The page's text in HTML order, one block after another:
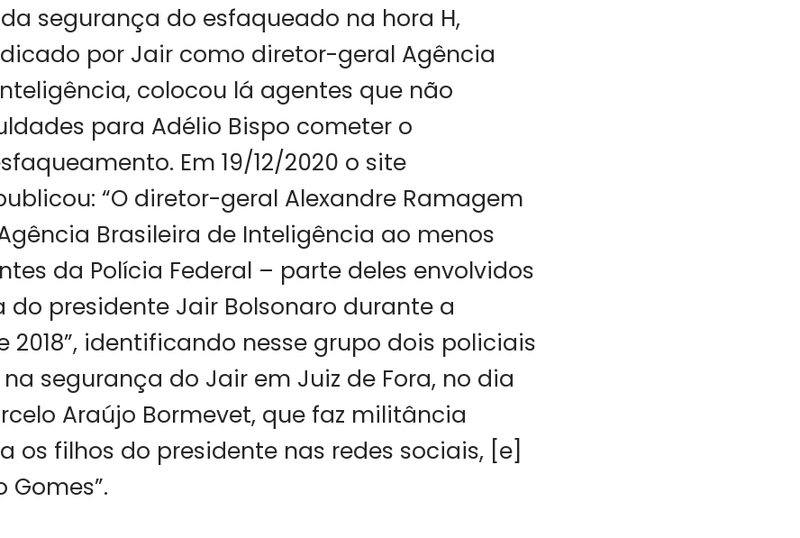
segurança do esfaqueado na hora H,
por Jair como diretor-geral Agência
colocou lá agentes que não
para Adélio Bispo cometer o
Em 19/12/2020 o site
“O diretor-geral Alexandre Ramagem
Brasileira de Inteligência ao menos
da Polícia Federal – parte deles envolvidos
do presidente Jair Bolsonaro durante a
2018”, identificando nesse grupo dois policiais
segurança do Jair em Juiz de Fora, no dia
Araújo Bormevet, que faz militância
os filhos do presidente nas redes sociais, [e]
Gomes”.